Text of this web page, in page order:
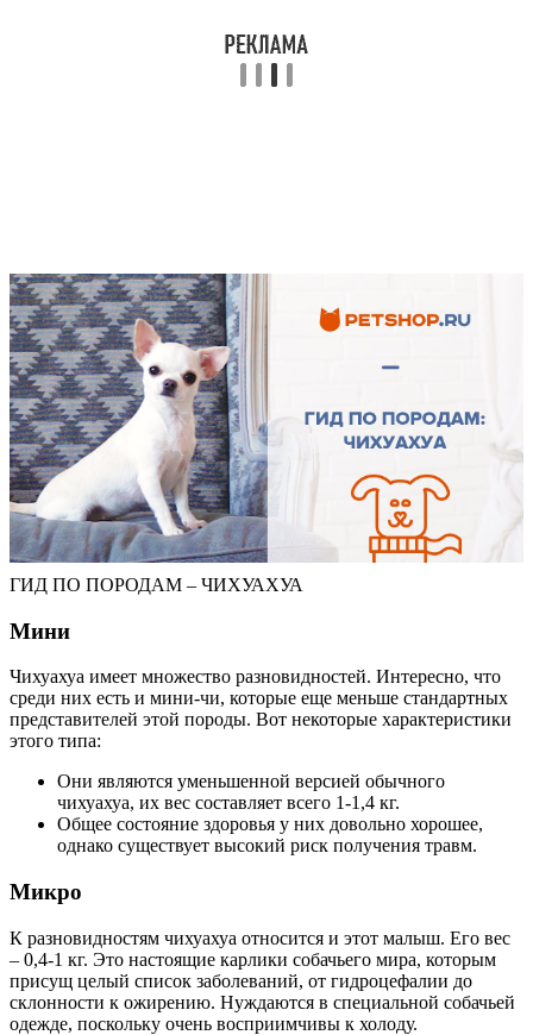
ГИД ПО ПОРОДАМ – ЧИХУАХУА
Мини
Чихуахуа имеет множество разновидностей. Интересно, что
среди них есть и мини-чи, которые еще меньше стандартных
представителей этой породы. Вот некоторые характеристики
этого типа:
Они являются уменьшенной версией обычного
чихуахуа, их вес составляет всего 1-1,4 кг.
Общее состояние здоровья у них довольно хорошее,
однако существует высокий риск получения травм.
Микро
К разновидностям чихуахуа относится и этот малыш. Его вес
– 0,4-1 кг. Это настоящие карлики собачьего мира, которым
присущ целый список заболеваний, от гидроцефалии до
склонности к ожирению. Нуждаются в специальной собачьей
одежде, поскольку очень восприимчивы к холоду.